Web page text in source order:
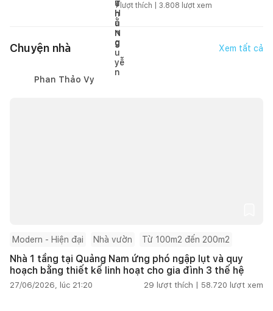
1lượt thích | 3.808 lượt xem
Chuyện nhà Xem tất cả
Phan Thảo Vy
Modern - Hiện đại Nhà vườn Từ 100m2 đến 200m2
Nhà 1 tầng tại Quảng Nam ứng phó ngập lụt và quy
hoạch bằng thiết kế linh hoạt cho gia đình 3 thế hệ
27/06/2026, lúc 21:20 29 lượt thích | 58.720 lượt xem